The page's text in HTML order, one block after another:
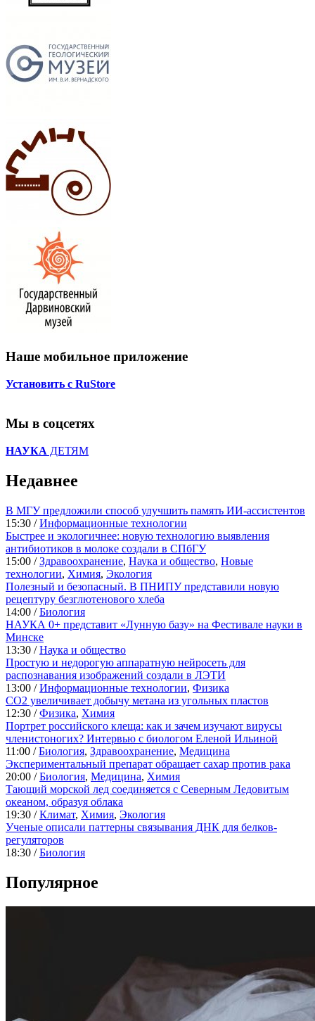
Наше мобильное приложение
Установить с RuStore
Мы в соцсетях
НАУКА ДЕТЯМ
Недавнее
В МГУ предложили способ улучшить память ИИ-ассистентов
15:30 /Информационные технологии
Быстрее и экологичнее: новую технологию выявления
антибиотиков в молоке создали в СПбГУ
15:00 /Здравоохранение, Наука и общество, Новые
технологии, Химия, Экология
Полезный и безопасный. В ПНИПУ представили новую
рецептуру безглютенового хлеба
14:00 /Биология
НАУКА 0+ представит «Лунную базу» на Фестивале науки в
Минске
13:30 /Наука и общество
Простую и недорогую аппаратную нейросеть для
распознавания изображений создали в ЛЭТИ
13:00 /Информационные технологии, Физика
CO2 увеличивает добычу метана из угольных пластов
12:30 /Физика, Химия
Портрет российского клеща: как и зачем изучают вирусы
членистоногих? Интервью с биологом Еленой Ильиной
11:00 /Биология, Здравоохранение, Медицина
Экспериментальный препарат обращает сахар против рака
20:00 /Биология, Медицина, Химия
Тающий морской лед соединяется с Северным Ледовитым
океаном, образуя облака
19:30 /Климат, Химия, Экология
Ученые описали паттерны связывания ДНК для белков-
регуляторов
18:30 /Биология
Популярное